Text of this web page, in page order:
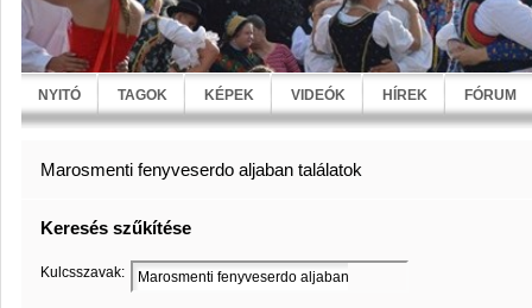
NYITÓ TAGOK KÉPEK VIDEÓK HÍREK FÓRUM
Marosmenti fenyveserdo aljaban találatok
Keresés szűkítése
Kulcsszavak: